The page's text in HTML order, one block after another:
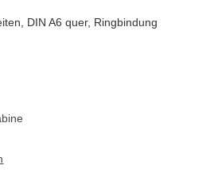
DIN A6 quer, Ringbindung